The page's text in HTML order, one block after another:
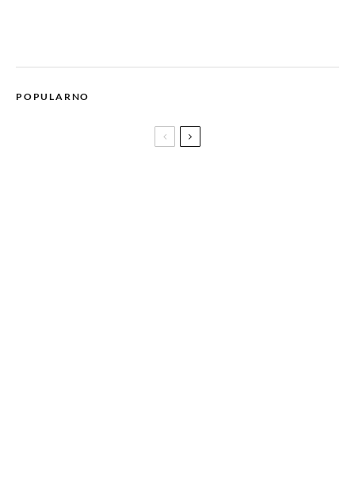
POPULARNO